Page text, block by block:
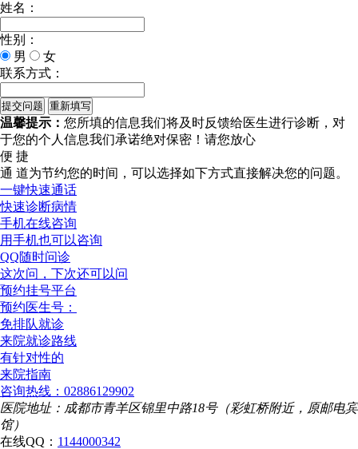
姓名：
性别：
男
女
联系方式：
温馨提示： 您所填的信息我们将及时反馈给医生进行诊断，对
于您的个人信息我们承诺绝对保密！请您放心
便 捷
通 道为节约您的时间，可以选择如下方式直接解决您的问题。
一键快速通话
快速诊断病情
手机在线咨询
用手机也可以咨询
QQ随时问诊
这次问，下次还可以问
预约挂号平台
预约医生号：
免排队就诊
来院就诊路线
有针对性的
来院指南
咨询热线：02886129902
医院地址：成都市青羊区锦里中路18号（彩虹桥附近，原邮电宾
馆）
在线QQ： 1144000342